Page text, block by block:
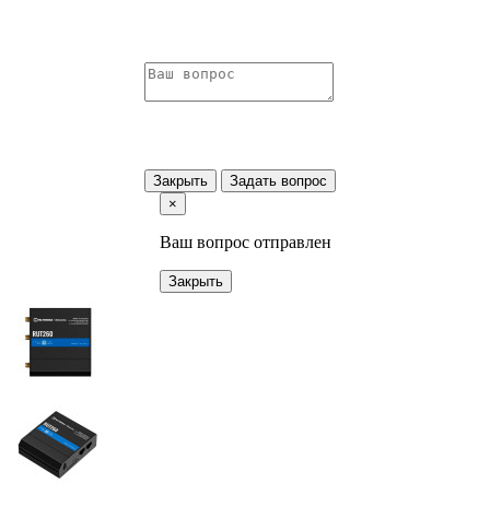
Закрыть
Задать вопрос
×
Ваш вопрос отправлен
Закрыть